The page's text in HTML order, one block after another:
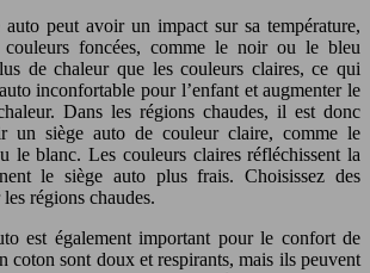
peut avoir un impact sur sa température,
foncées, comme le noir ou le bleu
de chaleur que les couleurs claires, ce qui
inconfortable pour l’enfant et augmenter le
Dans les régions chaudes, il est donc
un siège auto de couleur claire, comme le
le blanc. Les couleurs claires réfléchissent la
le siège auto plus frais. Choisissez des
régions chaudes.
est également important pour le confort de
coton sont doux et respirants, mais ils peuvent